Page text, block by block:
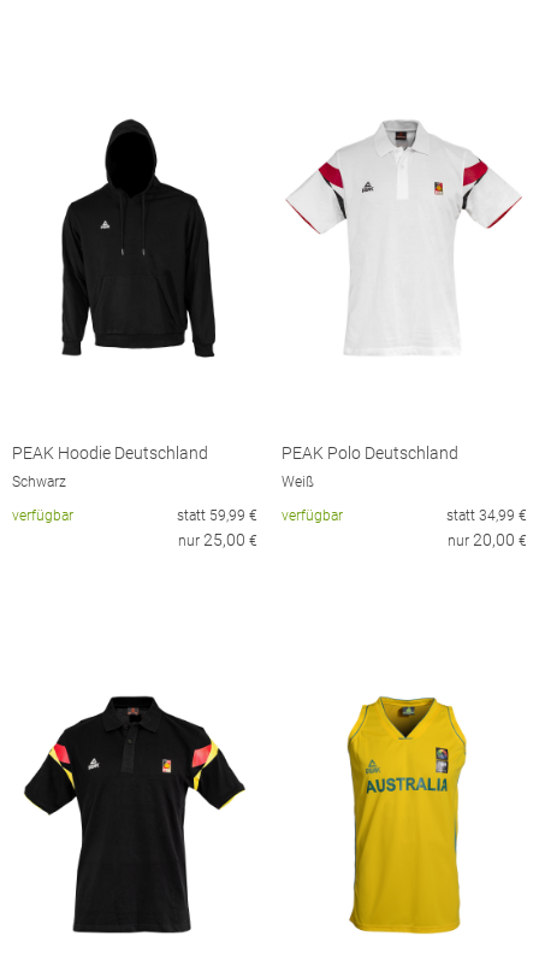
PEAK Hoodie Deutschland
Schwarz
verfügbar
statt 59,99 €
nur 25,00 €
PEAK Polo Deutschland
Weiß
verfügbar
statt 34,99 €
nur 20,00 €